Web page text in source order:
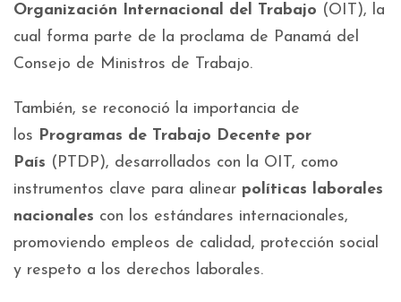
Organización Internacional del Trabajo (OIT), la
cual forma parte de la proclama de Panamá del
Consejo de Ministros de Trabajo.
También, se reconoció la importancia de
los Programas de Trabajo Decente por
País (PTDP), desarrollados con la OIT, como
instrumentos clave para alinear políticas laborales
nacionales con los estándares internacionales,
promoviendo empleos de calidad, protección social
y respeto a los derechos laborales.